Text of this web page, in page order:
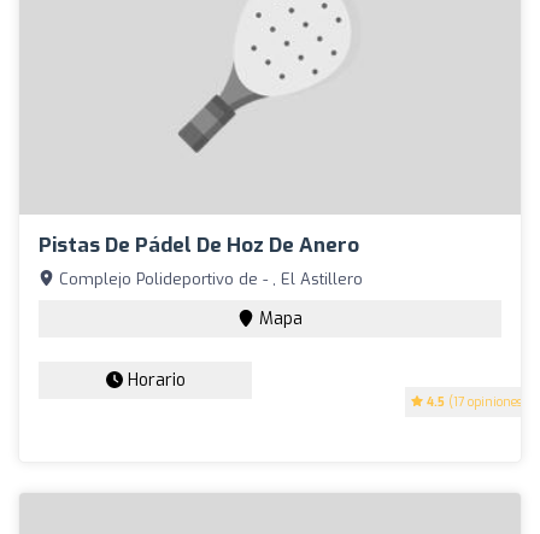
Pistas De Pádel De Hoz De Anero
4.5 (17 opiniones)
Complejo Polideportivo de - , El Astillero
Mapa
Horario